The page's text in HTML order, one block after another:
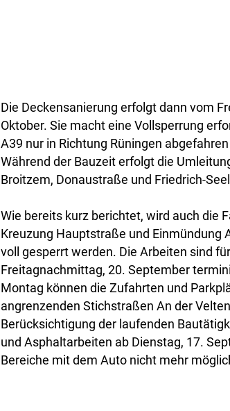
Die Deckensanierung erfolgt dann vom
Oktober. Sie macht eine Vollsperrung
A39 nur in Richtung Rüningen
Während der Bauzeit erfolgt die
Broitzem, Donaustraße und Friedrich-
Wie bereits kurz berichtet, wird auch die
Kreuzung Hauptstraße und Einmündung
voll gesperrt werden. Die Arbeiten sind
Freitagnachmittag, 20. September
Montag können die Zufahrten und
angrenzenden Stichstraßen An der
Berücksichtigung der laufenden
und Asphaltarbeiten ab Dienstag, 17.
Bereiche mit dem Auto nicht mehr